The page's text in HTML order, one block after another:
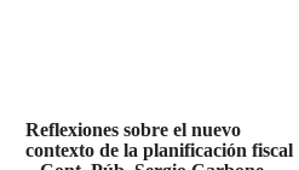
Reflexiones sobre el nuevo
contexto de la planificación fiscal